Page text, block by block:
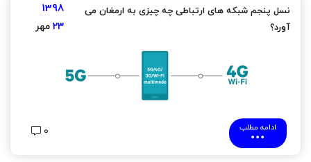
نسل پنجم شبکه های ارتباطی چه چیزی به ارمغان می
آورد؟
1398
23 مهر
ادامه مطلب 0